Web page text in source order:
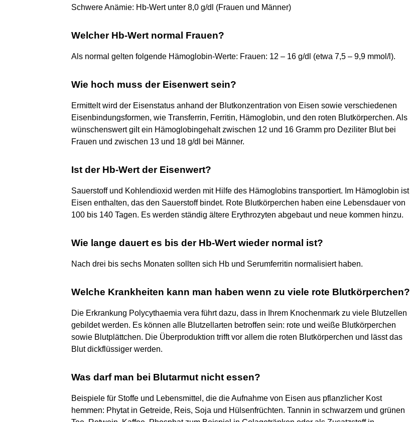
Schwere Anämie: Hb-Wert unter 8,0 g/dl (Frauen und Männer)
Welcher Hb-Wert normal Frauen?
Als normal gelten folgende Hämoglobin-Werte: Frauen: 12 – 16 g/dl (etwa 7,5 – 9,9 mmol/l).
Wie hoch muss der Eisenwert sein?
Ermittelt wird der Eisenstatus anhand der Blutkonzentration von Eisen sowie verschiedenen
Eisenbindungsformen, wie Transferrin, Ferritin, Hämoglobin, und den roten Blutkörperchen. Als
wünschenswert gilt ein Hämoglobingehalt zwischen 12 und 16 Gramm pro Deziliter Blut bei
Frauen und zwischen 13 und 18 g/dl bei Männer.
Ist der Hb-Wert der Eisenwert?
Sauerstoff und Kohlendioxid werden mit Hilfe des Hämoglobins transportiert. Im Hämoglobin ist
Eisen enthalten, das den Sauerstoff bindet. Rote Blutkörperchen haben eine Lebensdauer von
100 bis 140 Tagen. Es werden ständig ältere Erythrozyten abgebaut und neue kommen hinzu.
Wie lange dauert es bis der Hb-Wert wieder normal ist?
Nach drei bis sechs Monaten sollten sich Hb und Serumferritin normalisiert haben.
Welche Krankheiten kann man haben wenn zu viele rote Blutkörperchen?
Die Erkrankung Polycythaemia vera führt dazu, dass in Ihrem Knochenmark zu viele Blutzellen
gebildet werden. Es können alle Blutzellarten betroffen sein: rote und weiße Blutkörperchen
sowie Blutplättchen. Die Überproduktion trifft vor allem die roten Blutkörperchen und lässt das
Blut dickflüssiger werden.
Was darf man bei Blutarmut nicht essen?
Beispiele für Stoffe und Lebensmittel, die die Aufnahme von Eisen aus pflanzlicher Kost
hemmen: Phytat in Getreide, Reis, Soja und Hülsenfrüchten. Tannin in schwarzem und grünen